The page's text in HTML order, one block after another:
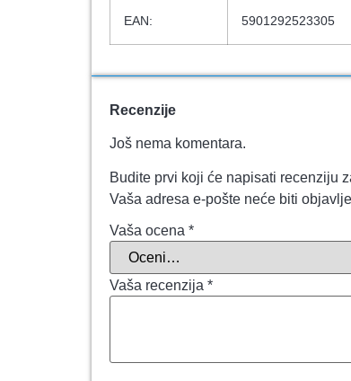
EAN: 5901292523305
Recenzije
Još nema komentara.
Budite prvi koji će napisati recenziju
Vaša adresa e-pošte neće biti
Vaša ocena *
Vaša recenzija *